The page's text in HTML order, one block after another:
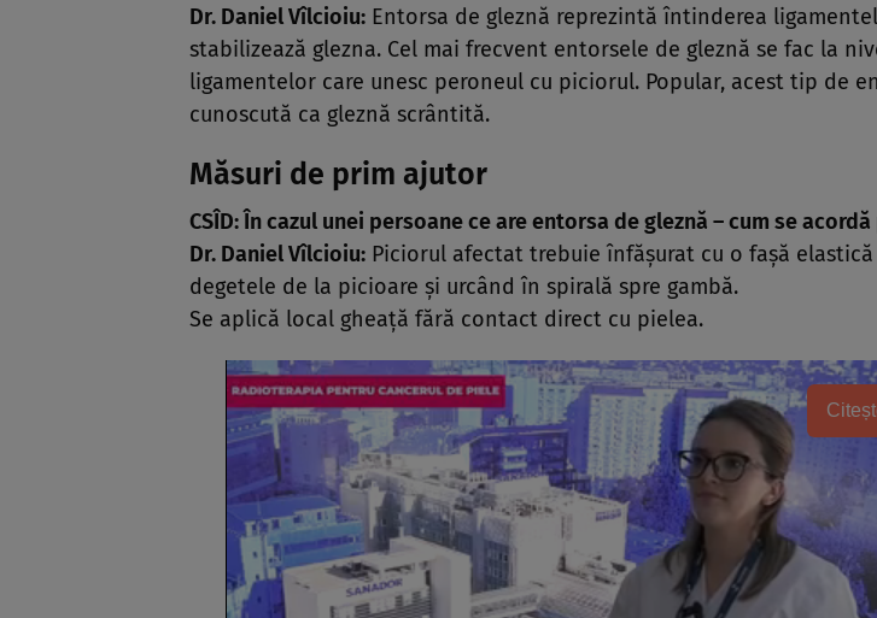
Dr. Daniel Vîlcioiu: Entorsa de gleznă reprezintă întinderea
stabilizează glezna. Cel mai frecvent entorsele de gleznă se fac la
ligamentelor care unesc peroneul cu piciorul. Popular, acest tip de
cunoscută ca gleznă scrântită.
Măsuri de prim ajutor
CSÎD: În cazul unei persoane ce are entorsa de gleznă – cum se
Dr. Daniel Vîlcioiu: Piciorul afectat trebuie înfăşurat cu o faşă
degetele de la picioare şi urcând în spirală spre gambă.
Se aplică local gheaţă fără contact direct cu pielea.